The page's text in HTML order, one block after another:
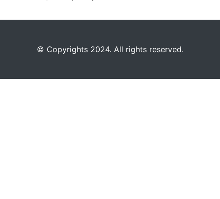
©️ Copyrights 2024. All rights reserved.